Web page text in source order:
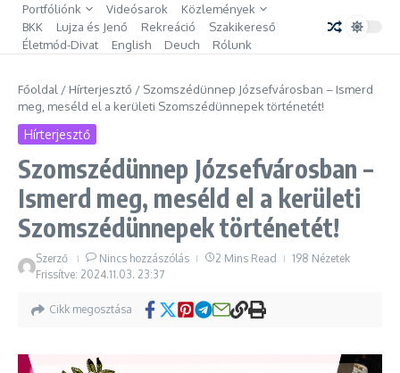
Ugrás a tartalomhoz
Portfóliónk Videósarok
Közlemények
BKK
Lujza és Jenő Rekreáció
Szakikereső
Életmód-Divat
English Deuch Rólunk
Főoldal / Hírterjesztő / Szomszédünnep Józsefvárosban – Ismerd
meg, meséld el a kerületi Szomszédünnepek történetét!
Hírterjesztő
Szomszédünnep Józsefvárosban –
Ismerd meg, meséld el a kerületi
Szomszédünnepek történetét!
Szerző Nincs hozzászólás 2 Mins Read
198 Nézetek
Frissítve: 2024.11.03. 23:37
Cikk megosztása